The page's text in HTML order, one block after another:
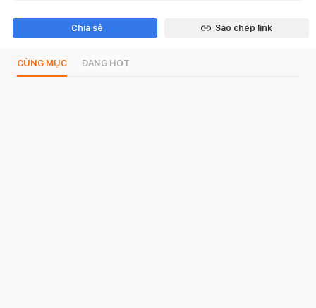
Chia sẻ Sao chép link
CÙNG MỤC ĐANG HOT